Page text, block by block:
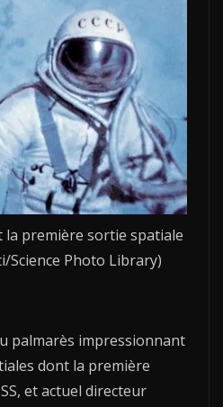
la première sortie spatiale
Science Photo Library)
palmarès impressionnant
dont la première
et actuel directeur